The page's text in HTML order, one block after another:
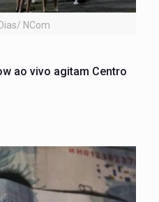
NCom
ao vivo agitam Centro